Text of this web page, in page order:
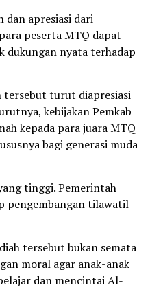
dan apresiasi dari
peserta MTQ dapat
dukungan nyata terhadap
tersebut turut diapresiasi
kebijakan Pemkab
kepada para juara MTQ
bagi generasi muda
tinggi. Pemerintah
pengembangan tilawatil
tersebut bukan semata
moral agar anak-anak
dan mencintai Al-